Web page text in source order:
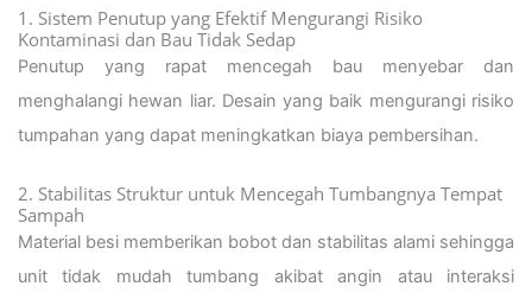
1. Sistem Penutup yang Efektif Mengurangi Risiko
Kontaminasi dan Bau Tidak Sedap
Penutup yang rapat mencegah bau menyebar dan
menghalangi hewan liar. Desain yang baik mengurangi risiko
tumpahan yang dapat meningkatkan biaya pembersihan.
2. Stabilitas Struktur untuk Mencegah Tumbangnya Tempat
Sampah
Material besi memberikan bobot dan stabilitas alami sehingga
unit tidak mudah tumbang akibat angin atau interaksi